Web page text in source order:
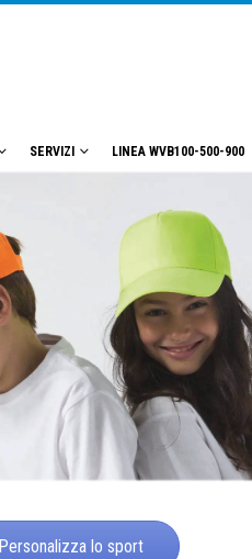
SERVIZI LINEA WVB100-500-900
Personalizza lo sport